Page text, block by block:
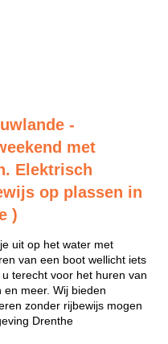
-
met
Elektrisch
op plassen in
)
uit op het water met
van een boot wellicht iets
terecht voor het huren van
meer. Wij bieden
zonder rijbewijs mogen
Drenthe